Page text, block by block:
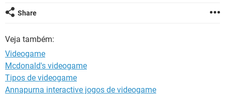
INSTAGRAM
INSTAGRAM
GUIA DE COMPRAS
Share
Veja também:
Videogame
Mcdonald's videogame
Tipos de videogame
Annapurna interactive jogos de videogame